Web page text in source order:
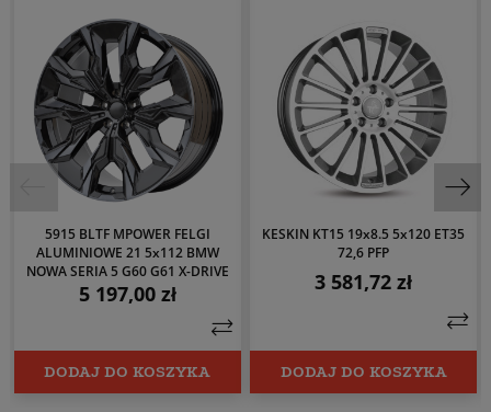
5915 BLTF MPOWER FELGI
ALUMINIOWE 21 5x112 BMW
NOWA SERIA 5 G60 G61 X-DRIVE
Cena
5 197,00 zł
DODAJ DO KOSZYKA
KESKIN KT15 19x8.5 5x120 ET35
72,6 PFP
Cena
3 581,72 zł
DODAJ DO KOSZYKA